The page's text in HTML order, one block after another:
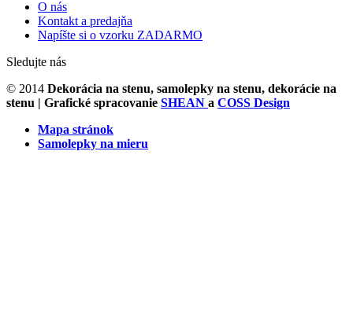
O nás
Kontakt a predajňa
Napíšte si o vzorku ZADARMO
Sledujte nás
© 2014 Dekorácia na stenu, samolepky na stenu, dekorácie na
stenu
| Grafické spracovanie SHEAN a COSS Design
Mapa stránok
Samolepky na mieru